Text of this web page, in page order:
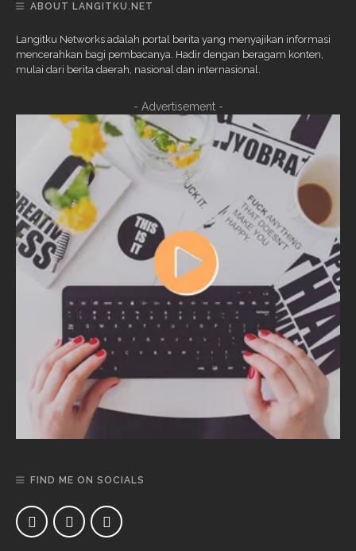
ABOUT LANGITKU.NET
Langitku Networks adalah portal berita yang menyajikan informasi
mencerahkan bagi pembacanya. Hadir dengan beragam konten,
mulai dari berita daerah, nasional dan internasional.
- Advertisement -
FIND ME ON SOCIALS